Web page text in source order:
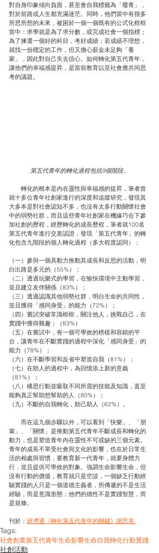
對自身印象傾向負面，甚至會自我標籤為「廢青」，
對於前路或人生都充滿迷茫。同時，他們當中有很多
所思所想的未來，被困於一個一個既有的公式化框框
當中：求學就是為了求分數，或完成社會一個指標；
為了揀選一個好的科目，考好成績；若成績不理想，
就找一份穩定的工作，但又擔心薪金未足夠「養
家」，因此對自己失去信心。如何轉化第五代青年，
讓他們的幸福感提昇，是當前教育以至社會應共同思
考的議題。
第五代青年的轉化過程包括9個階段。
轉化的根本是內在靈性與幸福感的提昇，筆者曾
就十多位青年社創家進行的深度和追蹤研究，發現其
大多本是對社會認知不多，也沒有太多行動關懷社會
中的弱勢社群，而且這些青年社創家在機緣巧合下參
加社創的歷程，經歷轉化的成長歷程，筆者就100名
第五代青年進行交差認證，發現「第五代青年」的轉
化包含九階段的個人轉化過程（多大程度認同）：
（一）參與一個具動力推動其成長和反思的活動，明
白出路是多元的（55%）；
（二）透過玩樂式的學習，在愉快環境中主動學習，
並且建立友伴關係（83%）；
（三）透過認識其他弱勢社群，明白生命的共同性，
並且獲得「感同身受」的能力（72%）；
（四）嘗試突破常識框框，關注他人，挑戰自己，在
實踐中獲得難趣；（83%）
（五）在嘗試中，有一個可學效的榜樣和容錯的平
台，讓青年在不斷實踐的過程中深化「感同身受」的
能力（78%）；
（六）在不斷學習和反省中塑造自我（81%）；
（七）在助人的過程中，為回憶添上新的意義
（81%）；
（八）構思行動並吸取不同所需的技能及知識，直至
能夠真正幫助想幫助的人（80%）；
（九）不斷的自我轉化，助己助人（62%）。
而在這九個步驟以外，可以看到「快樂」、「朋
輩」、「關懷」是推動第五代青年不斷成長和轉化的
動力，也是塑造青年內在靈性不可或缺的三個元素。
青年的成長不單受社會與文化的影響，也在於日常生
活的相處與習慣，要教育新一代青年，就要身體力
行，並且提供可學效的對象。強調生命影響生命，但
沒有行動的價值，教育就只是空談，一個缺乏行動經
驗實踐的人只是一個道德主義者，所傳遞的不是生活
經驗，而是意識形態；他們的德性不是實踐智慧，而
是規條。
刊於： 經濟通《轉化第五代青年的關鍵》謝思熹
Tags:
社會創業第五代青年生命影響生命自我轉化行動實踐
社創活動